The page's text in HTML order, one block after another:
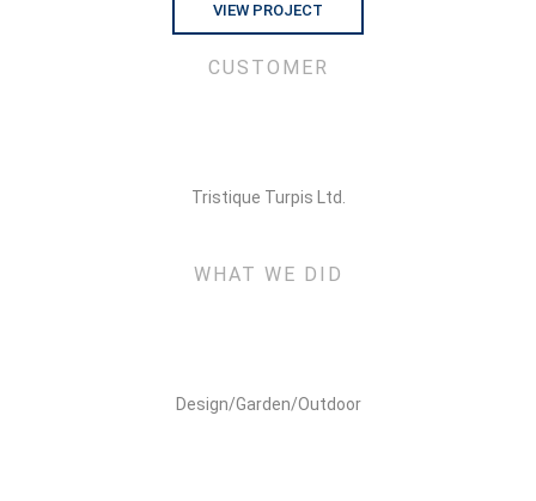
VIEW PROJECT
CUSTOMER
Tristique Turpis Ltd.
WHAT WE DID
Design/Garden/Outdoor